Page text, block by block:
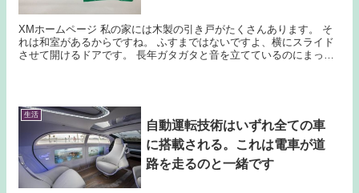
XMホームページ 私の家には木製の引き戸がたくさんあります。 そ
れは和室があるからですね。 ふすまではないですよ、横にスライド
させて開けるドアです。 長年ガタガタと音を立てているのにまった
生活
自動運転技術はいずれ全ての車
に搭載される。これは電車が道
路を走るのと一緒です